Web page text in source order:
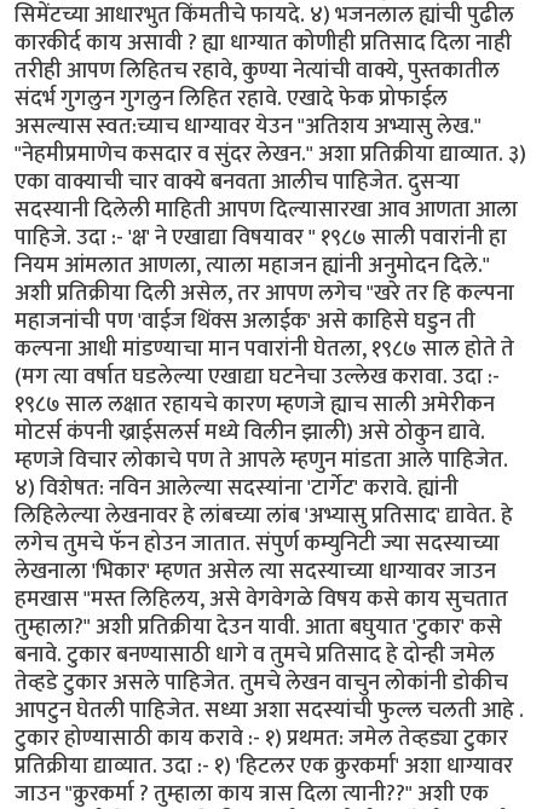
सिमेंटच्या आधारभुत किंमतीचे फायदे. ४) भजनलाल ह्यांची पुढील
कारकीर्द काय असावी ? ह्या धाग्यात कोणीही प्रतिसाद दिला नाही
तरीही आपण लिहितच रहावे, कुण्या नेत्यांची वाक्ये, पुस्तकातील
संदर्भ गुगलुन गुगलुन लिहित रहावे. एखादे फेक प्रोफाईल
असल्यास स्वत:च्याच धाग्यावर येउन "अतिशय अभ्यासु लेख."
"नेहमीप्रमाणेच कसदार व सुंदर लेखन." अशा प्रतिक्रीया द्याव्यात. ३)
एका वाक्याची चार वाक्ये बनवता आलीच पाहिजेत. दुसर्‍या
सदस्यानी दिलेली माहिती आपण दिल्यासारखा आव आणता आला
पाहिजे. उदा :- 'क्ष' ने एखाद्या विषयावर " १९८७ साली पवारांनी हा
नियम आंमलात आणला, त्याला महाजन ह्यांनी अनुमोदन दिले."
अशी प्रतिक्रीया दिली असेल, तर आपण लगेच "खरे तर हि कल्पना
महाजनांची पण 'वाईज थिंक्स अलाईक' असे काहिसे घडुन ती
कल्पना आधी मांडण्याचा मान पवारांनी घेतला, १९८७ साल होते ते
(मग त्या वर्षात घडलेल्या एखाद्या घटनेचा उल्लेख करावा. उदा :-
१९८७ साल लक्षात रहायचे कारण म्हणजे ह्याच साली अमेरीकन
मोटर्स कंपनी ख्राईसलर्स मध्ये विलीन झाली) असे ठोकुन द्यावे.
म्हणजे विचार लोकाचे पण ते आपले म्हणुन मांडता आले पाहिजेत.
४) विशेषत: नविन आलेल्या सदस्यांना 'टार्गेट' करावे. ह्यांनी
लिहिलेल्या लेखनावर हे लांबच्या लांब 'अभ्यासु प्रतिसाद' द्यावेत. हे
लगेच तुमचे फॅन होउन जातात. संपुर्ण कम्युनिटी ज्या सदस्याच्या
लेखनाला 'भिकार' म्हणत असेल त्या सदस्याच्या धाग्यावर जाउन
हमखास "मस्त लिहिलय, असे वेगवेगळे विषय कसे काय सुचतात
तुम्हाला?" अशी प्रतिक्रीया देउन यावी. आता बघुयात 'टुकार' कसे
बनावे. टुकार बनण्यासाठी धागे व तुमचे प्रतिसाद हे दोन्ही जमेल
तेव्हडे टुकार असले पाहिजेत. तुमचे लेखन वाचुन लोकांनी डोकीच
आपटुन घेतली पाहिजेत. सध्या अशा सदस्यांची फुल्ल चलती आहे .
टुकार होण्यासाठी काय करावे :- १) प्रथमत: जमेल तेव्हड्या टुकार
प्रतिक्रीया द्याव्यात. उदा :- १) 'हिटलर एक क्रुरकर्मा' अशा धाग्यावर
जाउन "क्रुरकर्मा ? तुम्हाला काय त्रास दिला त्यानी??" अशी एक